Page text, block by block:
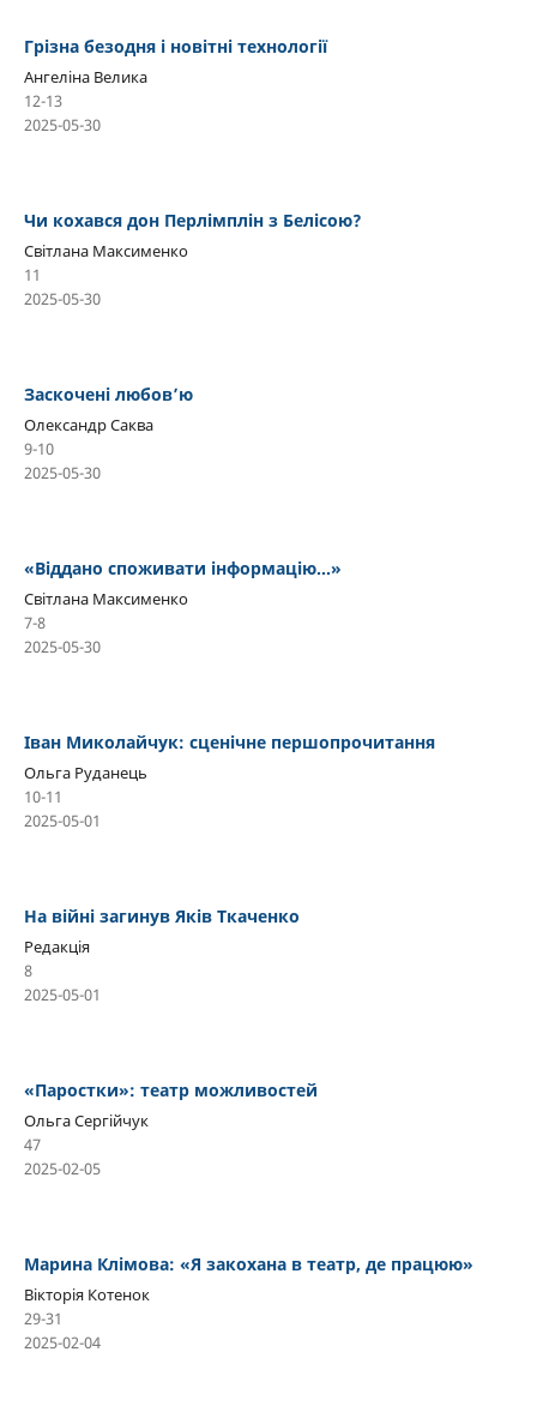
Грізна безодня і новітні технології
Ангеліна Велика
12-13
2025-05-30
Чи кохався дон Перлімплін з Белісою?
Світлана Максименко
11
2025-05-30
Заскочені любов’ю
Олександр Саква
9-10
2025-05-30
«Віддано споживати інформацію…»
Світлана Максименко
7-8
2025-05-30
Іван Миколайчук: сценічне першопрочитання
Ольга Руданець
10-11
2025-05-01
На війні загинув Яків Ткаченко
Редакція
8
2025-05-01
«Паростки»: театр можливостей
Ольга Сергійчук
47
2025-02-05
Марина Клімова: «Я закохана в театр, де працюю»
Вікторія Котенок
29-31
2025-02-04